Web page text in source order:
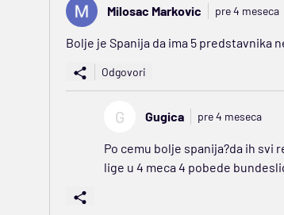
Milosac Markovic pre 4 meseca
Bolje je Spanija da ima 5 predstavnika
Odgovori
G Gugica pre 4 meseca
Po cemu bolje spanija?da ih svi
lige u 4 meca 4 pobede